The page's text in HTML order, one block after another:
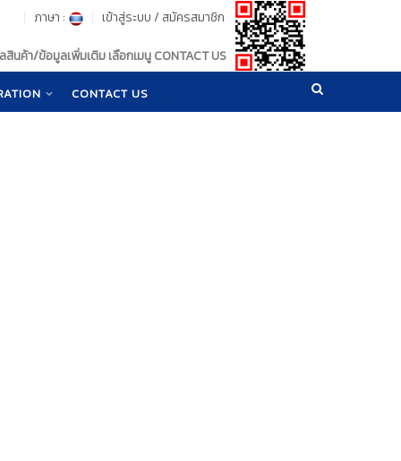
เข้าสู่ระบบ / สมัครสมาชิก
ภาษา :
นค้า/ข้อมูลเพิ่มเติม เลือกเมนู CONTACT US
CONTACT US